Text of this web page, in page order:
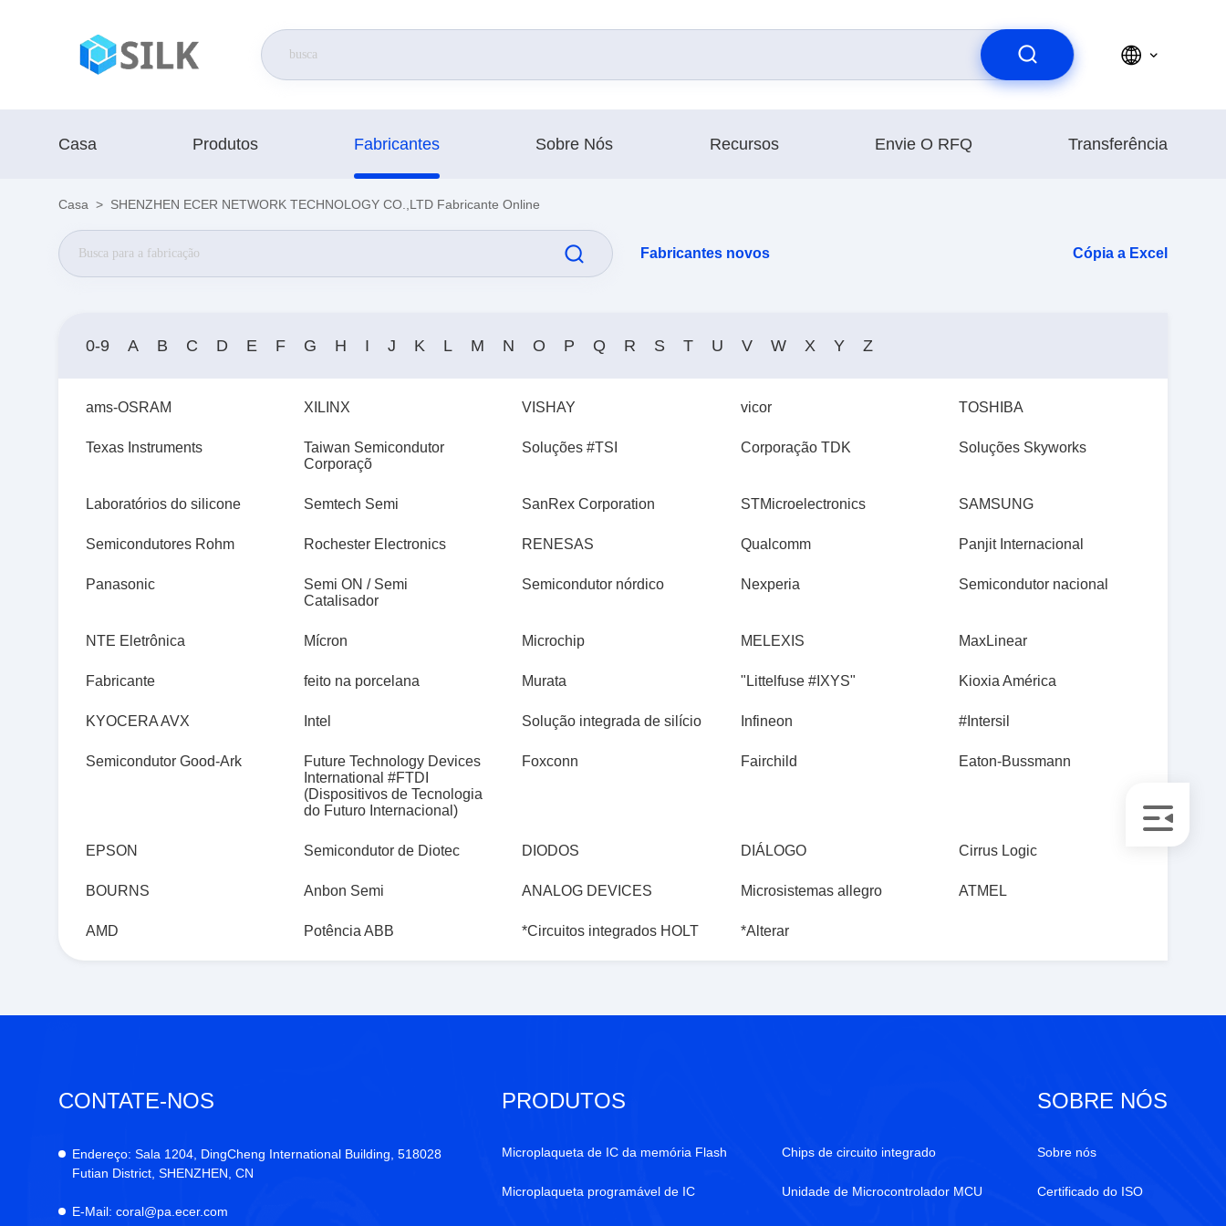
Casa Produtos Fabricantes Sobre Nós Recursos Envie O RFQ Transferência
Casa > SHENZHEN ECER NETWORK TECHNOLOGY CO.,LTD Fabricante Online
Fabricantes novos Cópia a Excel
0-9 A B C D E F G H I J K L M N O P Q R S T U V W X Y Z
ams-OSRAM XILINX VISHAY vicor TOSHIBA
Texas Instruments
Taiwan Semicondutor
Corporaçõ
Soluções #TSI Corporação TDK Soluções Skyworks
Laboratórios do silicone Semtech Semi SanRex Corporation STMicroelectronics SAMSUNG
Semicondutores Rohm Rochester Electronics RENESAS Qualcomm Panjit Internacional
Panasonic
Semi ON / Semi
Catalisador
Semicondutor nórdico Nexperia Semicondutor nacional
NTE Eletrônica Mícron Microchip MELEXIS MaxLinear
Fabricante feito na porcelana Murata "Littelfuse #IXYS" Kioxia América
KYOCERA AVX Intel Solução integrada de silício Infineon #Intersil
Semicondutor Good-Ark
Future Technology Devices
International #FTDI
(Dispositivos de Tecnologia
do Futuro Internacional)
Foxconn Fairchild Eaton-Bussmann
EPSON Semicondutor de Diotec DIODOS DIÁLOGO Cirrus Logic
BOURNS Anbon Semi ANALOG DEVICES Microsistemas allegro ATMEL
AMD Potência ABB *Circuitos integrados HOLT *Alterar
CONTATE-NOS
Endereço: Sala 1204, DingCheng International Building, 518028
Futian District, SHENZHEN, CN
E-Mail: coral@pa.ecer.com
PRODUTOS
Microplaqueta de IC da memória Flash
Microplaqueta programável de IC
Chips de circuito integrado
Unidade de Microcontrolador MCU
SOBRE NÓS
Sobre nós
Certificado do ISO